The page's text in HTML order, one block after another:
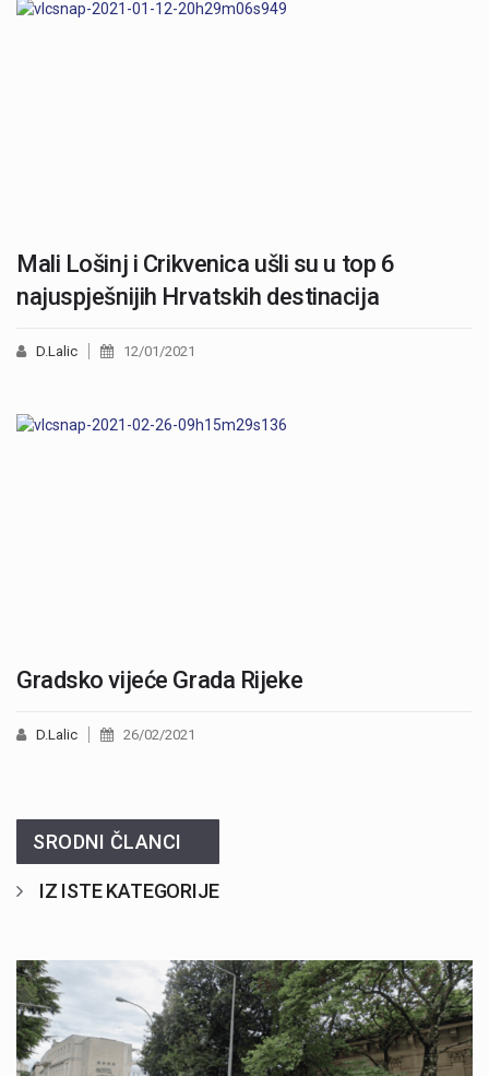
Mali Lošinj i Crikvenica ušli su u top 6
najuspješnijih Hrvatskih destinacija
D.Lalic 12/01/2021
Gradsko vijeće Grada Rijeke
D.Lalic 26/02/2021
SRODNI ČLANCI
IZ ISTE KATEGORIJE